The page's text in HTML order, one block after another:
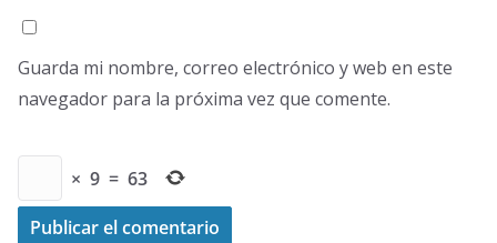
Guarda mi nombre, correo electrónico y web en este
navegador para la próxima vez que comente.
× 9 = 63